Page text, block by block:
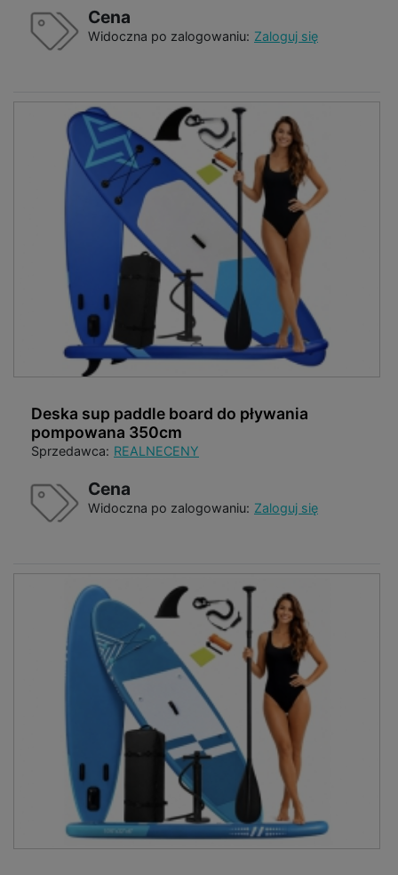
Cena
Widoczna po zalogowaniu: Zaloguj się
Deska sup paddle board do pływania
pompowana 350cm
Sprzedawca: REALNECENY
Cena
Widoczna po zalogowaniu: Zaloguj się